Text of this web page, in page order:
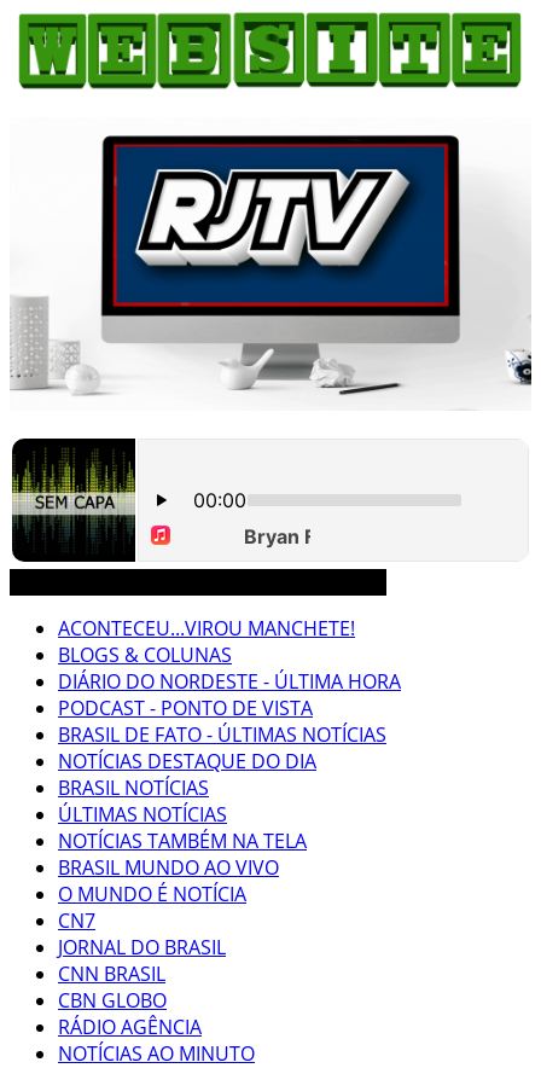
ACONTECEU...VIROU MANCHETE!
BLOGS & COLUNAS
DIÁRIO DO NORDESTE - ÚLTIMA HORA
PODCAST - PONTO DE VISTA
BRASIL DE FATO - ÚLTIMAS NOTÍCIAS
NOTÍCIAS DESTAQUE DO DIA
BRASIL NOTÍCIAS
ÚLTIMAS NOTÍCIAS
NOTÍCIAS TAMBÉM NA TELA
BRASIL MUNDO AO VIVO
O MUNDO É NOTÍCIA
CN7
JORNAL DO BRASIL
CNN BRASIL
CBN GLOBO
RÁDIO AGÊNCIA
NOTÍCIAS AO MINUTO